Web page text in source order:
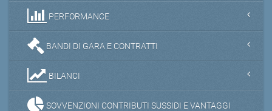
PERFORMANCE
BANDI DI GARA E CONTRATTI
BILANCI
SOVVENZIONI CONTRIBUTI SUSSIDI E VANTAGGI